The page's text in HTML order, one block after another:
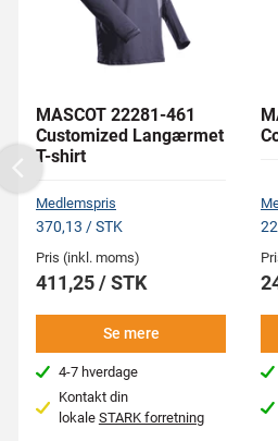
MASCOT 22281-461
Customized Langærmet
T-shirt
Medlemspris
370,13 / STK
Pris (inkl. moms)
411,25 / STK
Se mere
4-7 hverdage
Kontakt din
lokale STARK forretning
Previous